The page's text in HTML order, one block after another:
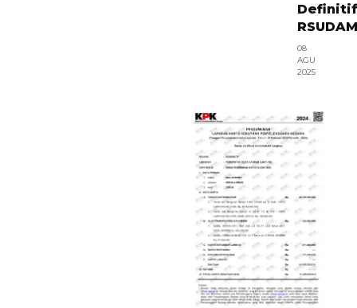
Definitif
08
AGU
2025